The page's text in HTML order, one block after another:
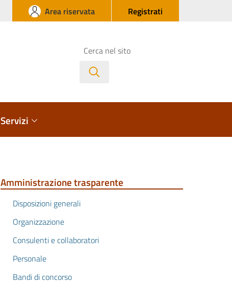
Area riservata Registrati
Cerca
Servizi
Amministrazione trasparente
Disposizioni generali
Organizzazione
Consulenti e collaboratori
Personale
Bandi di concorso